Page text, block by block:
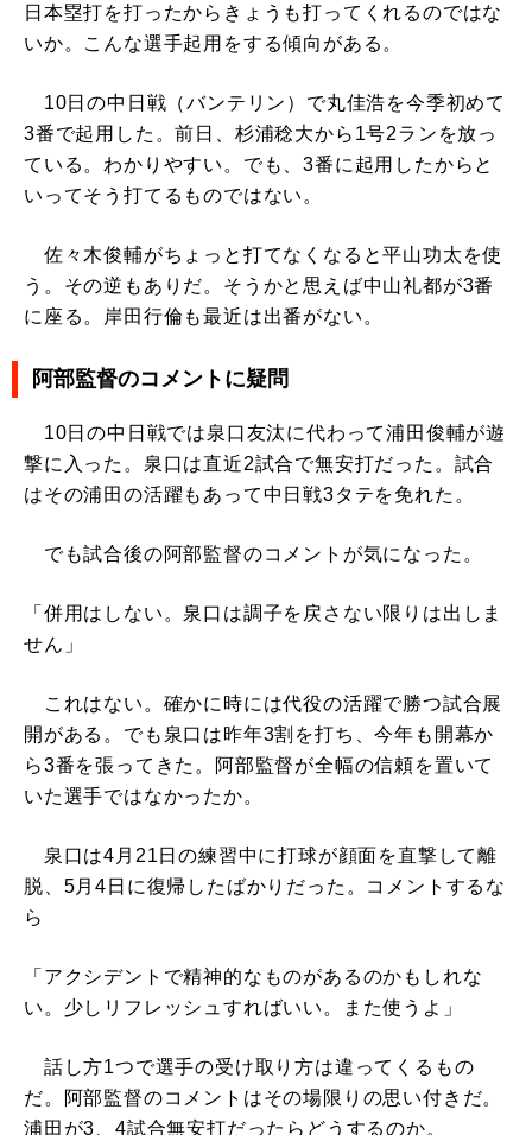
日本塁打を打ったからきょうも打ってくれるのではな
いか。こんな選手起用をする傾向がある。
10日の中日戦（バンテリン）で丸佳浩を今季初めて
3番で起用した。前日、杉浦稔大から1号2ランを放っ
ている。わかりやすい。でも、3番に起用したからと
いってそう打てるものではない。
佐々木俊輔がちょっと打てなくなると平山功太を使
う。その逆もありだ。そうかと思えば中山礼都が3番
に座る。岸田行倫も最近は出番がない。
阿部監督のコメントに疑問
10日の中日戦では泉口友汰に代わって浦田俊輔が遊
撃に入った。泉口は直近2試合で無安打だった。試合
はその浦田の活躍もあって中日戦3タテを免れた。
でも試合後の阿部監督のコメントが気になった。
「併用はしない。泉口は調子を戻さない限りは出しま
せん」
これはない。確かに時には代役の活躍で勝つ試合展
開がある。でも泉口は昨年3割を打ち、今年も開幕か
ら3番を張ってきた。阿部監督が全幅の信頼を置いて
いた選手ではなかったか。
泉口は4月21日の練習中に打球が顔面を直撃して離
脱、5月4日に復帰したばかりだった。コメントするな
ら
「アクシデントで精神的なものがあるのかもしれな
い。少しリフレッシュすればいい。また使うよ」
話し方1つで選手の受け取り方は違ってくるもの
だ。阿部監督のコメントはその場限りの思い付きだ。
浦田が3、4試合無安打だったらどうするのか。